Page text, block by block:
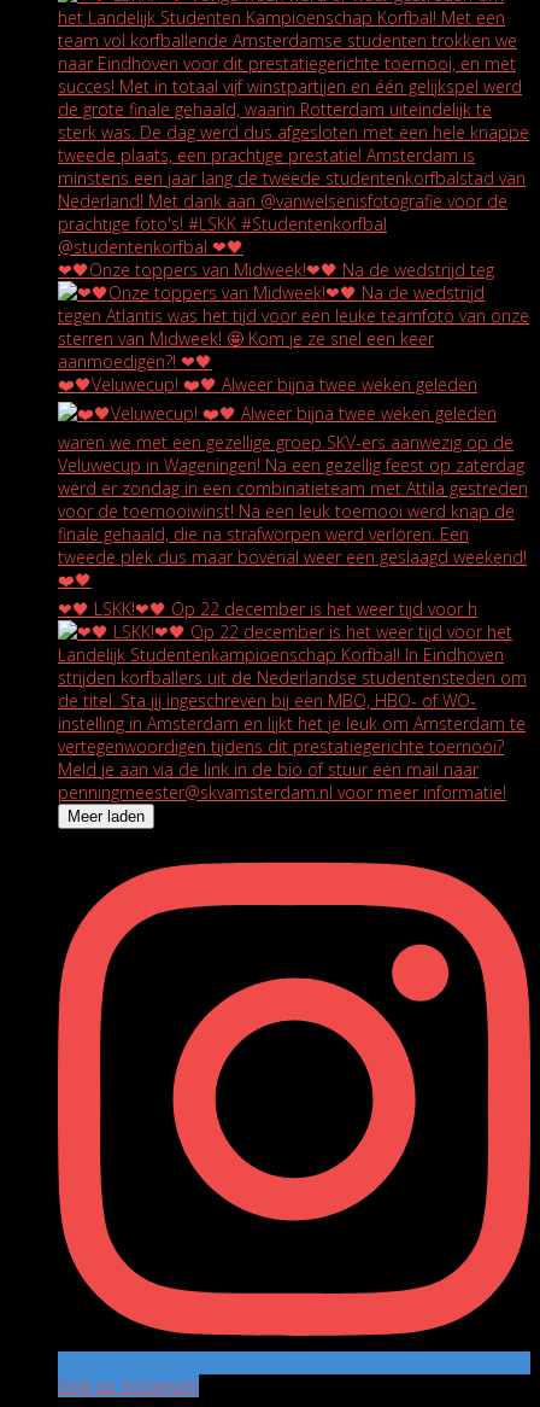
❤🖤Onze toppers van Midweek!❤🖤 Na de wedstrijd teg
❤️🖤Veluwecup! ❤️🖤 Alweer bijna twee weken geleden
❤🖤 LSKK!❤🖤 Op 22 december is het weer tijd voor h
Meer laden
Volg op Instagram